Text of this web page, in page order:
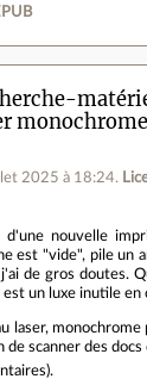
monochrome
2025 à 18:24.
d'une nouvelle
est "vide", pile un
de gros doutes.
un luxe inutile en
laser,
de scanner des docs
).